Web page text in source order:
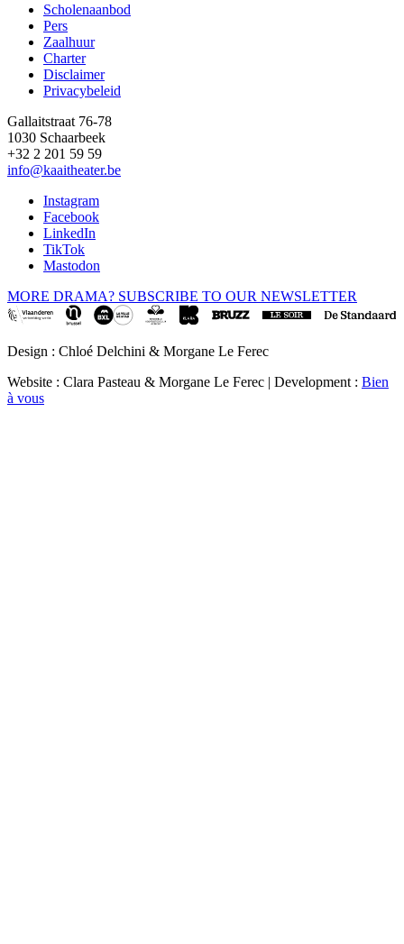
Footer
Scholenaanbod
Pers
Zaalhuur
Charter
Disclaimer
Privacybeleid
Gallaitstraat 76-78
1030 Schaarbeek
+32 2 201 59 59
info@kaaitheater.be
Instagram
Facebook
LinkedIn
TikTok
Mastodon
MORE DRAMA? SUBSCRIBE TO OUR NEWSLETTER
Design : Chloé Delchini & Morgane Le Ferec
Website : Clara Pasteau & Morgane Le Ferec | Development : Bien
à vous